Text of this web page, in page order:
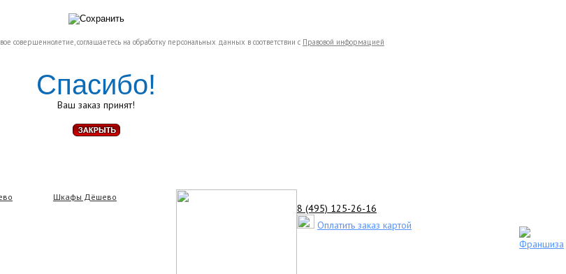
совершеннолетие, соглашаетесь на обработку персональных данных в соответствии с Правовой информацией
Спасибо!
Ваш заказ принят!
Шкафы Дёшево
8 (495) 125-26-16
Оплатить заказ картой